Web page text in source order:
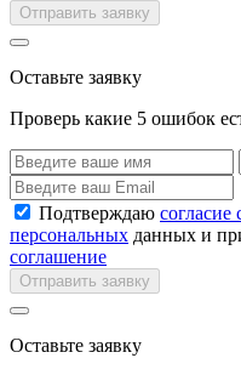
Отправить заявку
Оставьте заявку
Проверь какие 5 ошибок
Подтверждаю согласие
персональных данных и
соглашение
Отправить заявку
Оставьте заявку